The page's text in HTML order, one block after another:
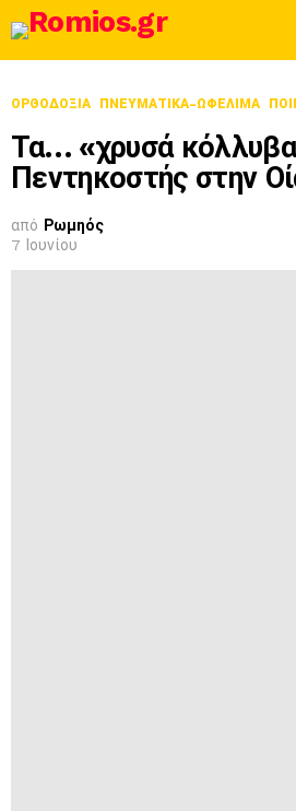
ΟΡΘΟΔΟΞΊΑ ΠΝΕΥΜΑΤΙΚΑ-ΩΦΕΛΙΜΑ
Τα… «χρυσά
Πεντηκοστής στην
από Ρωμηός
7 Ιουνίου